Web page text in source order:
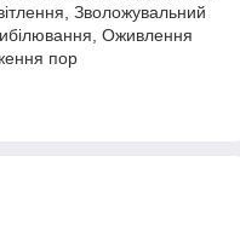
Зволожувальний
Оживлення
пор